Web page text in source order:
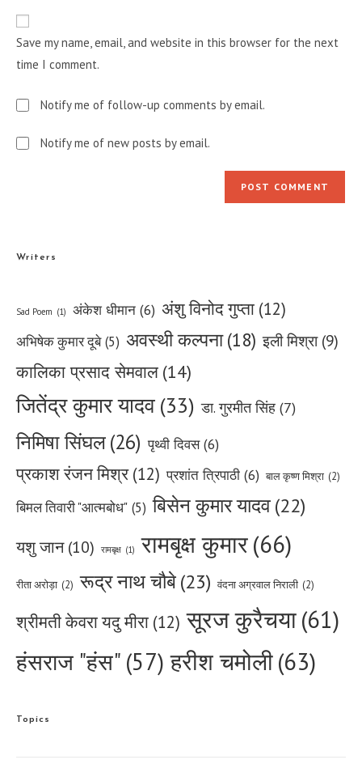
URL
(optional)
Save my name, email, and website in this browser for the next
time I comment.
Notify me of follow-up comments by email.
Notify me of new posts by email.
Writers
Sad Poem (1) अंकेश धीमान (6) अंशु विनोद गुप्ता (12)
अभिषेक कुमार दूबे (5) अवस्थी कल्पना (18) इली मिश्रा (9)
कालिका प्रसाद सेमवाल (14)
जितेंद्र कुमार यादव (33) डा. गुरमीत सिंह (7)
निमिषा सिंघल(26) पृथ्वी दिवस (6)
प्रकाश रंजन मिश्र (12) प्रशांत त्रिपाठी (6) बाल कृष्ण मिश्रा (2)
बिमल तिवारी "आत्मबोध" (5) बिसेन कुमार यादव(22)
यशु जान (10) रामबृक्ष (1) रामबृक्ष कुमार(66)
रीता अरोड़ा (2) रूद्र नाथ चौबे(23) वंदना अग्रवाल निराली (2)
श्रीमती केवरा यदु मीरा (12) सूरज कुरैचया(61)
हंसराज "हंस" (57) हरीश चमोली(63)
Topics